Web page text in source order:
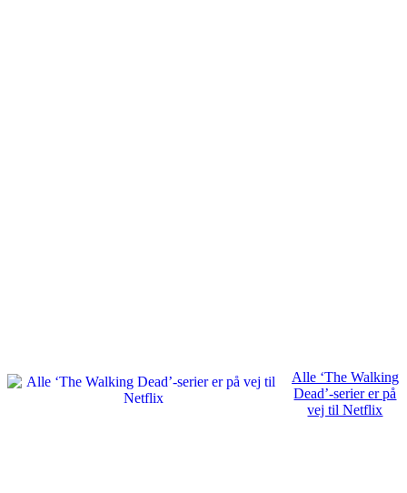
Alle ‘The Walking
Dead’-serier er på
vej til Netflix